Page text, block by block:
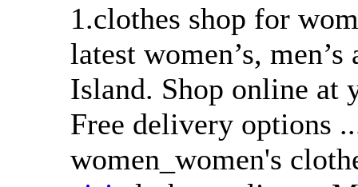
1.clothes shop for
latest women’s,
Island. Shop online at
Free delivery options
women_women's